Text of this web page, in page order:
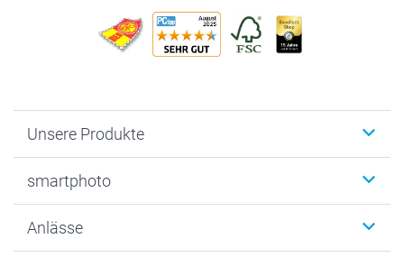
Unsere Produkte
Fotogeschenke
MyNameBook
smartphoto
Warum smartphoto
Anlässe